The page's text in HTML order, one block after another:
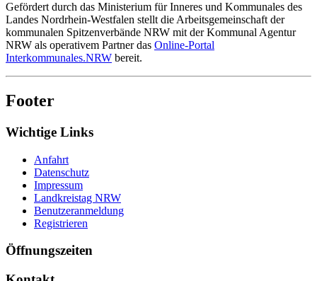
Gefördert durch das Ministerium für Inneres und Kommunales des
Landes Nordrhein-Westfalen stellt die Arbeitsgemeinschaft der
kommunalen Spitzenverbände NRW mit der Kommunal Agentur
NRW als operativem Partner das Online-Portal
Interkommunales.NRW bereit.
Footer
Wichtige Links
Anfahrt
Datenschutz
Impressum
Landkreistag NRW
Benutzeranmeldung
Registrieren
Öffnungszeiten